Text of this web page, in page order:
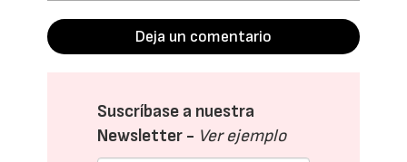
Deja un comentario
Suscríbase a nuestra
Newsletter - Ver ejemplo